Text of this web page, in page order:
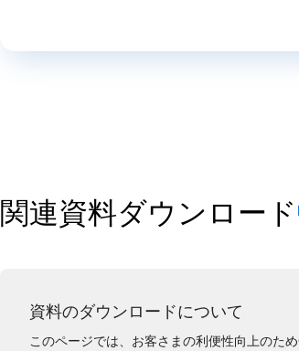
関連資料ダウンロード
資料のダウンロードについて
このページでは、お客さまの利便性向上のた